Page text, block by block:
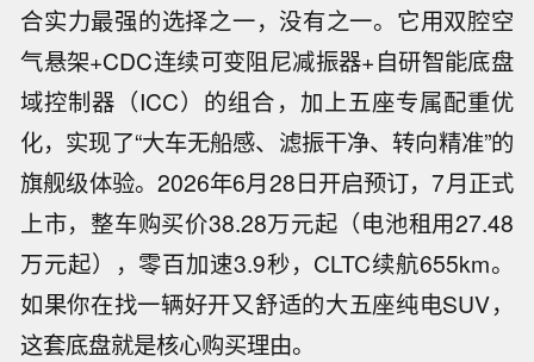
合实力最强的选择之一，没有之一。它用双腔空
气悬架+CDC连续可变阻尼减振器+自研智能底盘
域控制器（ICC）的组合，加上五座专属配重优
化，实现了“大车无船感、滤振干净、转向精准”的
旗舰级体验。2026年6月28日开启预订，7月正式
上市，整车购买价38.28万元起（电池租用27.48
万元起），零百加速3.9秒，CLTC续航655km。
如果你在找一辆好开又舒适的大五座纯电SUV，
这套底盘就是核心购买理由。